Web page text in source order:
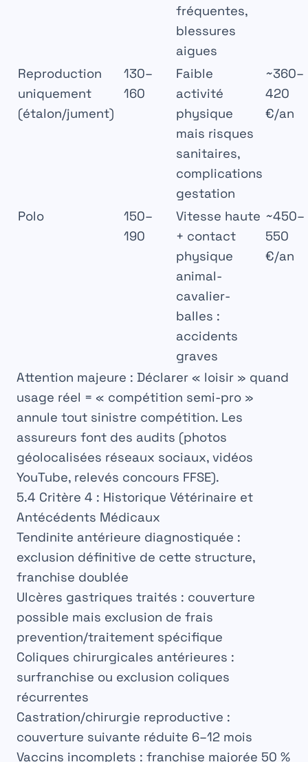
fréquentes,
blessures
aigues
Reproduction
uniquement
(étalon/jument)
130–
160
Faible
activité
physique
mais risques
sanitaires,
complications
gestation
~360–
420
€/an
Polo
150–
190
Vitesse haute
+ contact
physique
animal-
cavalier-
balles :
accidents
graves
~450–
550
€/an
Attention majeure : Déclarer « loisir » quand
usage réel = « compétition semi-pro »
annule tout sinistre compétition. Les
assureurs font des audits (photos
géolocalisées réseaux sociaux, vidéos
YouTube, relevés concours FFSE).
5.4 Critère 4 : Historique Vétérinaire et
Antécédents Médicaux
Tendinite antérieure diagnostiquée :
exclusion définitive de cette structure,
franchise doublée
Ulcères gastriques traités : couverture
possible mais exclusion de frais
prevention/traitement spécifique
Coliques chirurgicales antérieures :
surfranchise ou exclusion coliques
récurrentes
Castration/chirurgie reproductive :
couverture suivante réduite 6–12 mois
Vaccins incomplets : franchise majorée 50 %